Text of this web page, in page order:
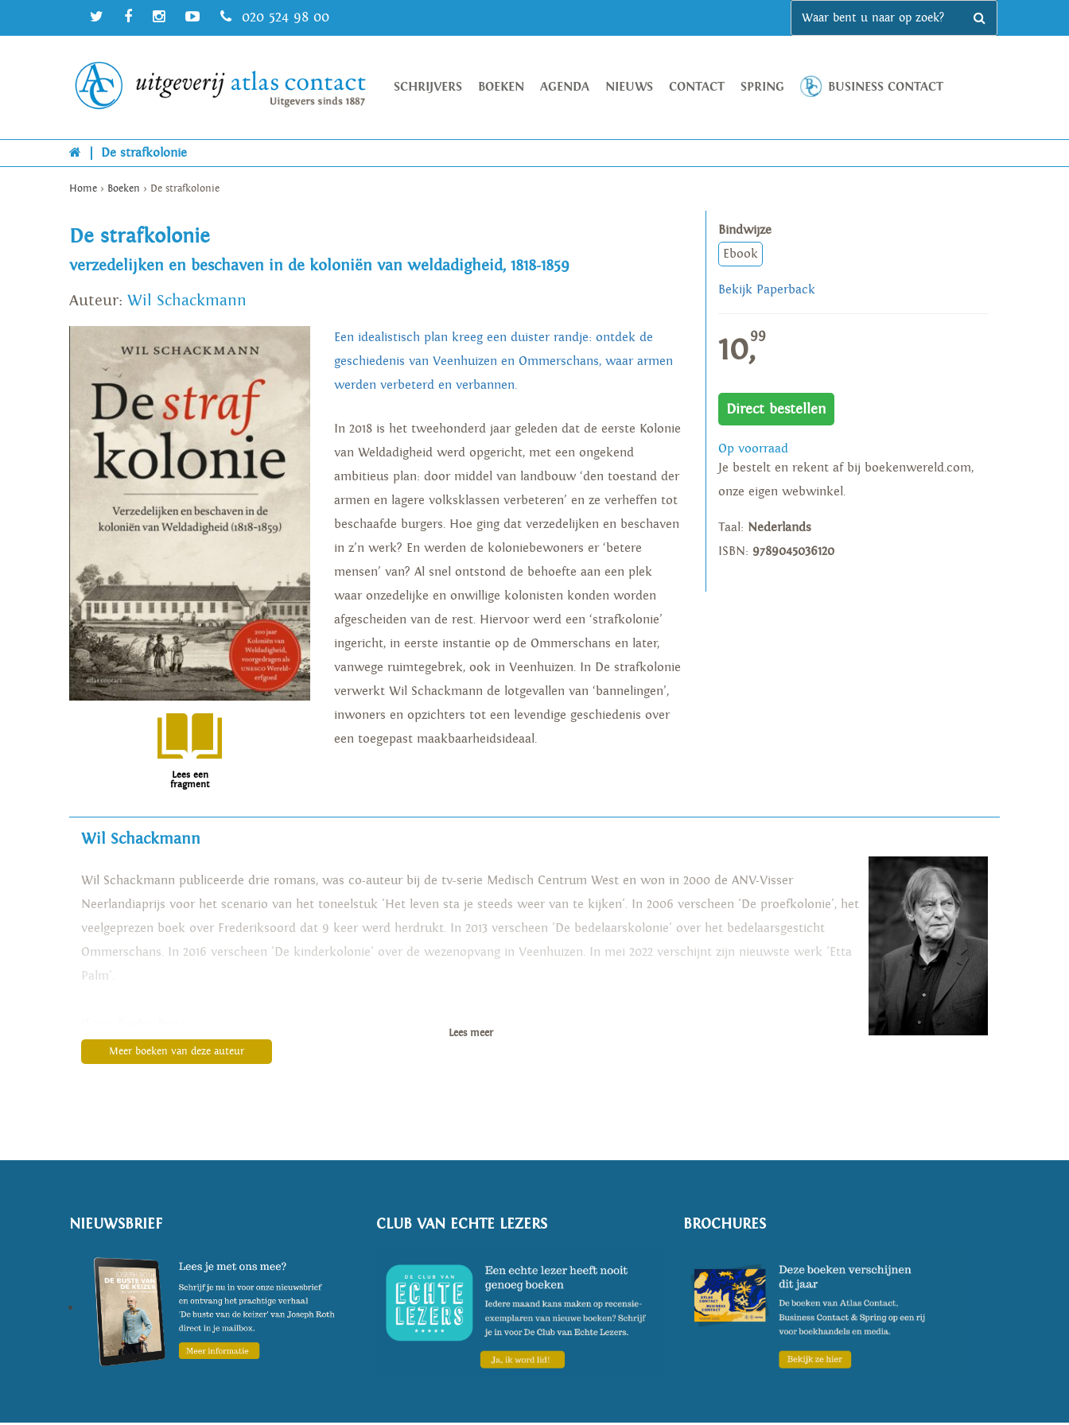
020 524 98 00
SCHRIJVERS BOEKEN AGENDA NIEUWS CONTACT SPRING BUSINESS CONTACT
De strafkolonie
Home > Boeken > De strafkolonie
De strafkolonie
verzedelijken en beschaven in de koloniën van weldadigheid, 1818-1859
Auteur: Wil Schackmann
Lees een
fragment
Een idealistisch plan kreeg een duister randje: ontdek de
geschiedenis van Veenhuizen en Ommerschans, waar armen
werden verbeterd en verbannen.
In 2018 is het tweehonderd jaar geleden dat de eerste Kolonie
van Weldadigheid werd opgericht, met een ongekend
ambitieus plan: door middel van landbouw ‘den toestand der
armen en lagere volksklassen verbeteren’ en ze verheffen tot
beschaafde burgers. Hoe ging dat verzedelijken en beschaven
in z’n werk? En werden de koloniebewoners er ‘betere
mensen’ van? Al snel ontstond de behoefte aan een plek
waar onzedelijke en onwillige kolonisten konden worden
afgescheiden van de rest. Hiervoor werd een ‘strafkolonie’
ingericht, in eerste instantie op de Ommerschans en later,
vanwege ruimtegebrek, ook in Veenhuizen. In De strafkolonie
verwerkt Wil Schackmann de lotgevallen van ‘bannelingen’,
inwoners en opzichters tot een levendige geschiedenis over
een toegepast maakbaarheidsideaal.
Bindwijze
Ebook
Bekijk Paperback
10,99
Direct bestellen
Op voorraad
Je bestelt en rekent af bij boekenwereld.com,
onze eigen webwinkel.
Taal: Nederlands
ISBN: 9789045036120
Wil Schackmann
Wil Schackmann publiceerde drie romans, was co-auteur bij de tv-serie Medisch Centrum West en won in 2000 de ANV-Visser
Neerlandiaprijs voor het scenario van het toneelstuk 'Het leven sta je steeds weer van te kijken'. In 2006 verscheen 'De proefkolonie', het
veelgeprezen boek over Frederiksoord dat 9 keer werd herdrukt. In 2013 verscheen 'De bedelaarskolonie' over het bedelaarsgesticht
Ommerschans. In 2016 verscheen 'De kinderkolonie' over de wezenopvang in Veenhuizen. In mei 2022 verschijnt zijn nieuwste werk 'Etta
Palm'.
Lees meer
Meer boeken van deze auteur
NIEUWSBRIEF CLUB VAN ECHTE LEZERS BROCHURES